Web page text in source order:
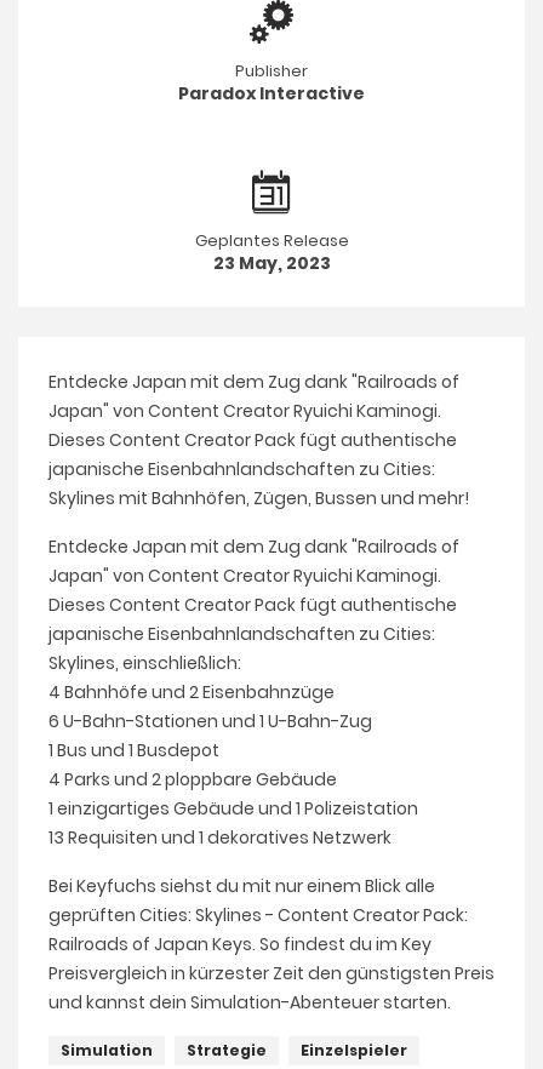
Publisher
Paradox Interactive
Geplantes Release
23 May, 2023
Entdecke Japan mit dem Zug dank "Railroads of
Japan" von Content Creator Ryuichi Kaminogi.
Dieses Content Creator Pack fügt authentische
japanische Eisenbahnlandschaften zu Cities:
Skylines mit Bahnhöfen, Zügen, Bussen und mehr!
Entdecke Japan mit dem Zug dank "Railroads of
Japan" von Content Creator Ryuichi Kaminogi.
Dieses Content Creator Pack fügt authentische
japanische Eisenbahnlandschaften zu Cities:
Skylines, einschließlich:
4 Bahnhöfe und 2 Eisenbahnzüge
6 U-Bahn-Stationen und 1 U-Bahn-Zug
1 Bus und 1 Busdepot
4 Parks und 2 ploppbare Gebäude
1 einzigartiges Gebäude und 1 Polizeistation
13 Requisiten und 1 dekoratives Netzwerk
Bei Keyfuchs siehst du mit nur einem Blick alle
geprüften Cities: Skylines - Content Creator Pack:
Railroads of Japan Keys. So findest du im Key
Preisvergleich in kürzester Zeit den günstigsten Preis
und kannst dein Simulation-Abenteuer starten.
Simulation Strategie Einzelspieler